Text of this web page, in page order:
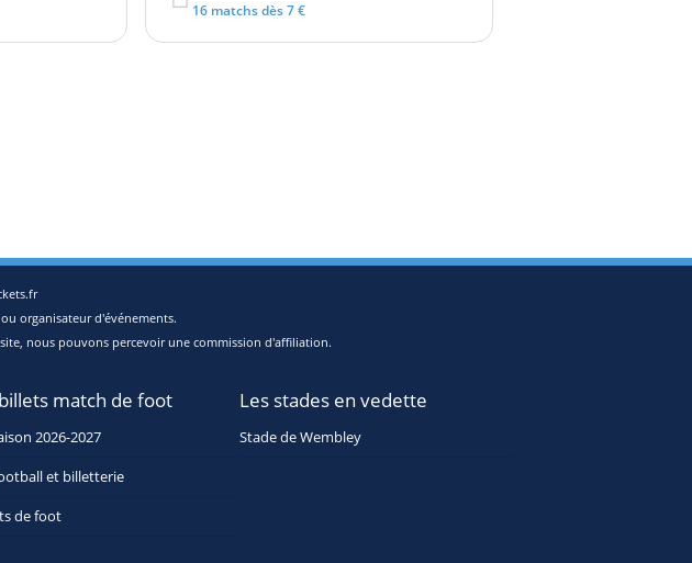
16 matchs dès 7 €
organisateur d'événements.
nous pouvons percevoir une commission d'affiliation.
match de foot
2026-2027
et billetterie
de foot
Les stades en vedette
Stade de Wembley